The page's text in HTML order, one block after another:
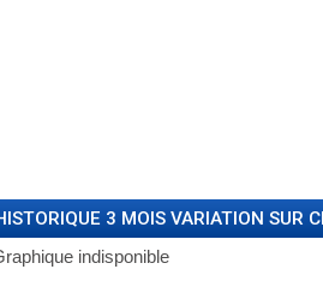
3 MOIS VARIATION SUR